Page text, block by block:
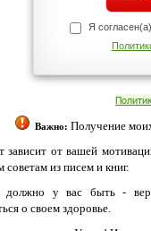
Я
Важно: Получение
зависит от вашей
советам из писем и книг.
должно у вас быть -
о своем здоровье.